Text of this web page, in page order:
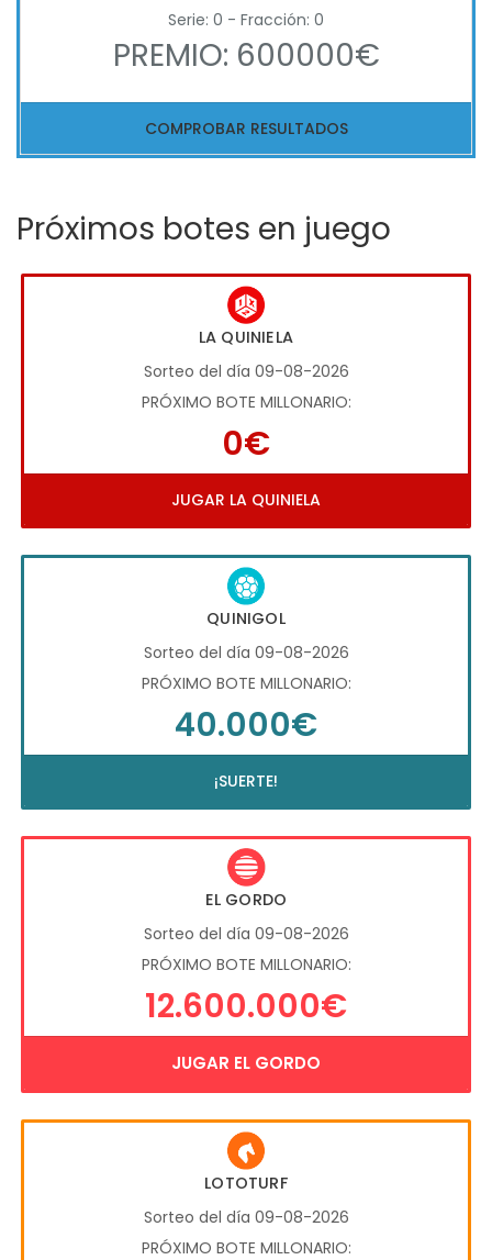
Serie: 0 - Fracción: 0
PREMIO: 600000€
COMPROBAR RESULTADOS
Próximos botes en juego
LA QUINIELA
Sorteo del día 09-08-2026
PRÓXIMO BOTE MILLONARIO:
0€
JUGAR LA QUINIELA
QUINIGOL
Sorteo del día 09-08-2026
PRÓXIMO BOTE MILLONARIO:
40.000€
¡SUERTE!
EL GORDO
Sorteo del día 09-08-2026
PRÓXIMO BOTE MILLONARIO:
12.600.000€
JUGAR EL GORDO
LOTOTURF
Sorteo del día 09-08-2026
PRÓXIMO BOTE MILLONARIO: